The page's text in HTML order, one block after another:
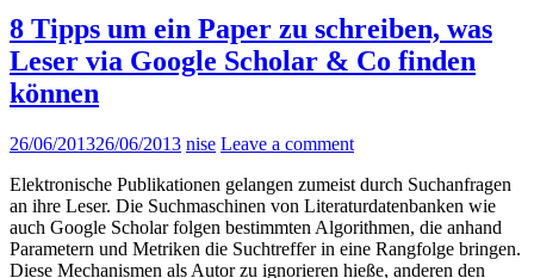
8 Tipps um ein Paper zu schreiben, was
Leser via Google Scholar & Co finden
können
26/06/201326/06/2013 nise Leave a comment
Elektronische Publikationen gelangen zumeist durch Suchanfragen
an ihre Leser. Die Suchmaschinen von Literaturdatenbanken wie
auch Google Scholar folgen bestimmten Algorithmen, die anhand
Parametern und Metriken die Suchtreffer in eine Rangfolge bringen.
Diese Mechanismen als Autor zu ignorieren hieße, anderen den